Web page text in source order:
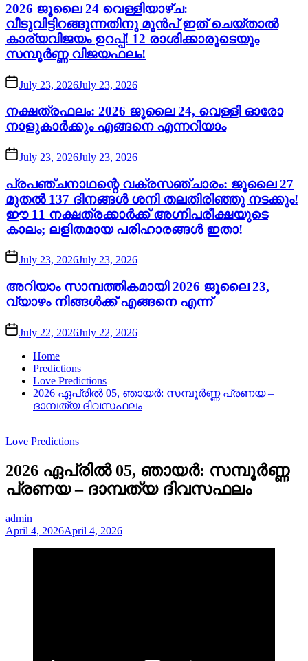
2026 ജൂലൈ 24 വെള്ളിയാഴ്ച:
വീടുവിട്ടിറങ്ങുന്നതിനു മുൻപ് ഇത് ചെയ്താൽ
കാര്യവിജയം ഉറപ്പ്! 12 രാശിക്കാരുടെയും
സമ്പൂർണ്ണ വിജയഫലം!
July 23, 2026July 23, 2026
നക്ഷത്രഫലം: 2026 ജൂലൈ 24, വെള്ളി ഓരോ
നാളുകാർക്കും എങ്ങനെ എന്നറിയാം
July 23, 2026July 23, 2026
പ്രപഞ്ചനാഥന്റെ വക്രസഞ്ചാരം: ജൂലൈ 27
മുതൽ 137 ദിനങ്ങൾ ശനി തലതിരിഞ്ഞു നടക്കും!
ഈ 11 നക്ഷത്രക്കാർക്ക് അഗ്നിപരീക്ഷയുടെ
കാലം; ലളിതമായ പരിഹാരങ്ങൾ ഇതാ!
July 23, 2026July 23, 2026
അറിയാം സാമ്പത്തികമായി 2026 ജൂലൈ 23,
വ്യാഴം നിങ്ങൾക്ക് എങ്ങനെ എന്ന്
July 22, 2026July 22, 2026
Home
Predictions
Love Predictions
2026 ഏപ്രിൽ 05, ഞായർ: സമ്പൂർണ്ണ പ്രണയ –
ദാമ്പത്യ ദിവസഫലം
Love Predictions
2026 ഏപ്രിൽ 05, ഞായർ: സമ്പൂർണ്ണ
പ്രണയ – ദാമ്പത്യ ദിവസഫലം
admin
April 4, 2026April 4, 2026